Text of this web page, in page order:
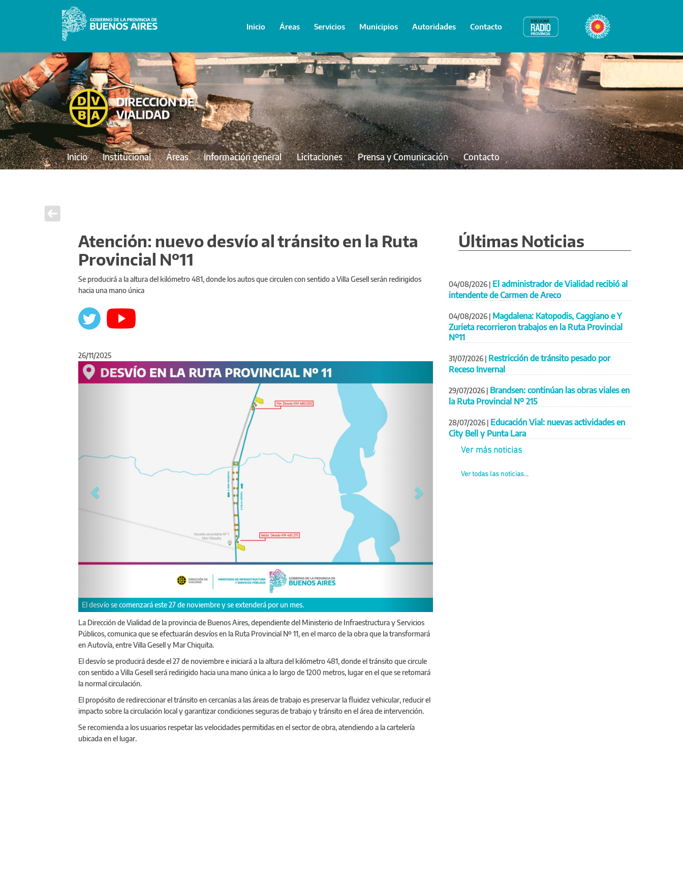
Inicio Áreas Servicios Municipios Autoridades Contacto Radio Provincia Bicentenario
Inicio Institucional Áreas Información general Licitaciones Prensa y Comunicación Contacto
Atención: nuevo desvío al tránsito en la Ruta
Provincial Nº11
Se producirá a la altura del kilómetro 481, donde los autos que circulen con sentido a Villa Gesell serán redirigidos
hacia una mano única
26/11/2025
El desvío se comenzará este 27 de noviembre y se extenderá por un mes.
Anterior Siguiente
La Dirección de Vialidad de la provincia de Buenos Aires, dependiente del Ministerio de Infraestructura y Servicios
Públicos, comunica que se efectuarán desvíos en la Ruta Provincial Nº 11, en el marco de la obra que la transformará
en Autovía, entre Villa Gesell y Mar Chiquita.
El desvío se producirá desde el 27 de noviembre e iniciará a la altura del kilómetro 481, donde el tránsito que circule
con sentido a Villa Gesell será redirigido hacia una mano única a lo largo de 1200 metros, lugar en el que se retomará
la normal circulación.
El propósito de redireccionar el tránsito en cercanías a las áreas de trabajo es preservar la fluidez vehicular, reducir el
impacto sobre la circulación local y garantizar condiciones seguras de trabajo y tránsito en el área de intervención.
Se recomienda a los usuarios respetar las velocidades permitidas en el sector de obra, atendiendo a la cartelería
ubicada en el lugar.
Últimas Noticias
04/08/2026 | El administrador de Vialidad recibió al
intendente de Carmen de Areco
04/08/2026 | Magdalena: Katopodis, Caggiano e Y
Zurieta recorrieron trabajos en la Ruta Provincial
Nº11
31/07/2026 | Restricción de tránsito pesado por
Receso Invernal
29/07/2026 | Brandsen: continúan las obras viales en
la Ruta Provincial Nº 215
28/07/2026 | Educación Vial: nuevas actividades en
City Bell y Punta Lara
Ver más noticias
Ver todas las noticias...